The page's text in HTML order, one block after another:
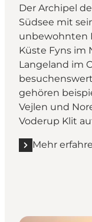
Der Archipel
Südsee mit
unbewohnten
Küste Fyns im
Langeland im
gehören
Vejlen und
Voderup Klit
Mehr
Mehr erfahren